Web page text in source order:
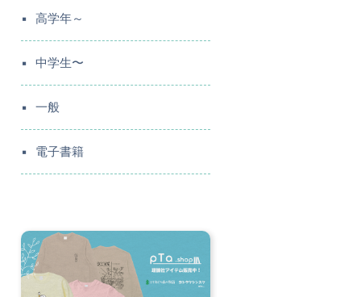
高学年～
中学生〜
一般
電子書籍